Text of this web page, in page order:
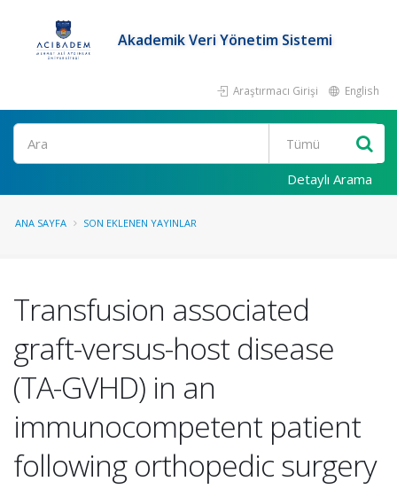
Akademik Veri Yönetim Sistemi
Araştırmacı Girişi English
Ara
Detaylı Arama
ANA SAYFA SON EKLENEN YAYINLAR
Transfusion associated
graft-versus-host disease
(TA-GVHD) in an
immunocompetent patient
following orthopedic surgery